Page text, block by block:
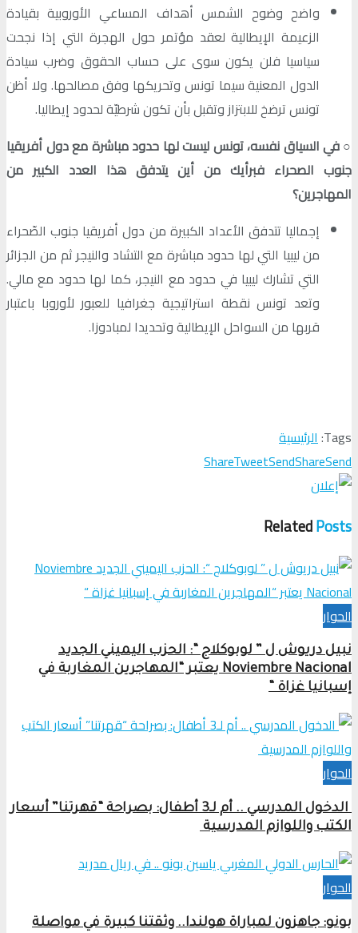
واضح وضوح الشمس أهداف المساعي الأوروبية بقيادة
الزعيمة الإيطالية لعقد مؤتمر حول الهجرة التي إذا نجحت
سياسيا فلن يكون سوى على حساب الحقوق وضرب سيادة
الدول المعنية سيما تونس وتحريكها وفق مصالحها. ولا أظن
تونس ترضخ للابتزاز وتقبل بأن تكون شرطيّة لحدود إيطاليا.
○في السياق نفسه، تونس ليست لها حدود مباشرة مع دول أفريقيا
جنوب الصحراء فبرأيك من أين يتدفق هذا العدد الكبير من
المهاجرين؟
إجماليا تتدفق الأعداد الكبيرة من دول أفريقيا جنوب الصّحراء
من ليبيا التي لها حدود مباشرة مع التشاد والنيجر ثم من الجزائر
التي تشارك ليبيا في حدود مع النيجر، كما لها حدود مع مالي.
وتعد تونس نقطة استراتيجية جغرافيا للعبور لأوروبا باعتبار
قربها من السواحل الإيطالية وتحديدا لمبادوزا.
Tags: الرئيسية
ShareTweetSendShareSend
RelatedPosts
الحوار
نبيل دريوش ل ” لوبوكلاج “: الحزب اليميني الجديد
Noviembre Nacional يعتبر “المهاجرين المغاربة في
إسبانيا غزاة “
الحوار
الدخول المدرسي .. أم لـ3 أطفال: بصراحة “قهرتنا” أسعار
الكتب واللوازم المدرسية
الحوار
بونو: جاهزون لمباراة هولندا.. وثقتنا كبيرة في مواصلة